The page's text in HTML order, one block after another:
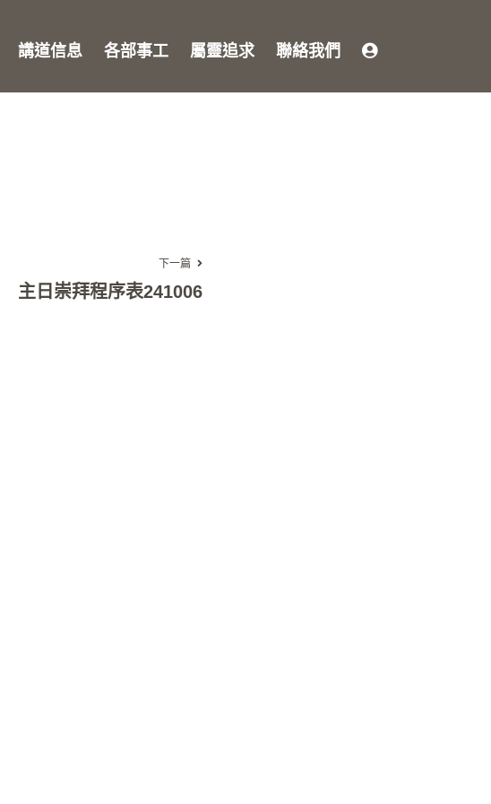
講道信息 各部事工 屬靈追求 聯絡我們
下一篇
主日崇拜程序表241006